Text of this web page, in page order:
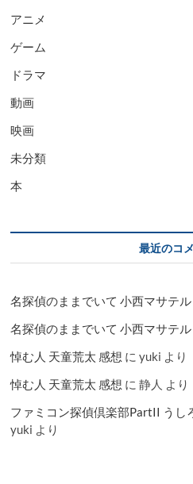
アニメ
ゲーム
ドラマ
動画
映画
未分類
本
最近のコ
名探偵のままでいて 小西マサテル
名探偵のままでいて 小西マサテル
悼む人 天童荒太 感想 にyuki より
悼む人 天童荒太 感想 に静人 より
ファミコン探偵倶楽部PartII うし
yuki より